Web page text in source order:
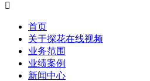

首页
关于探花在线视频
业务范围
业绩案例
新闻中心